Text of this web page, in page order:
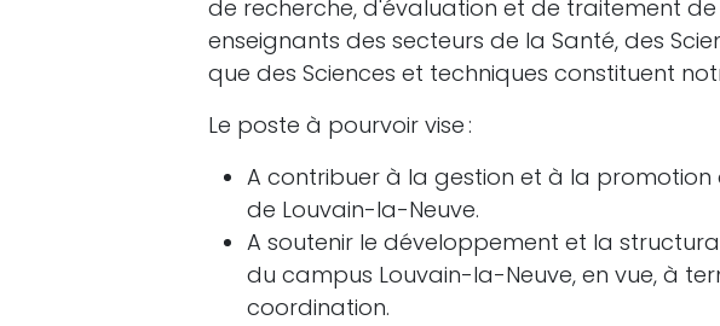
de recherche, d'évaluation et de traitement
enseignants des secteurs de la Santé, des
que des Sciences et techniques constituent
Le poste à pourvoir vise :
A contribuer à la gestion et à la promotion
de Louvain-la-Neuve.
A soutenir le développement et la
du campus Louvain-la-Neuve, en vue, à
coordination.